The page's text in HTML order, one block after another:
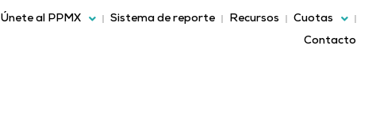
Únete al PPMX Sistema de reporte Recursos
Cuotas
Contacto